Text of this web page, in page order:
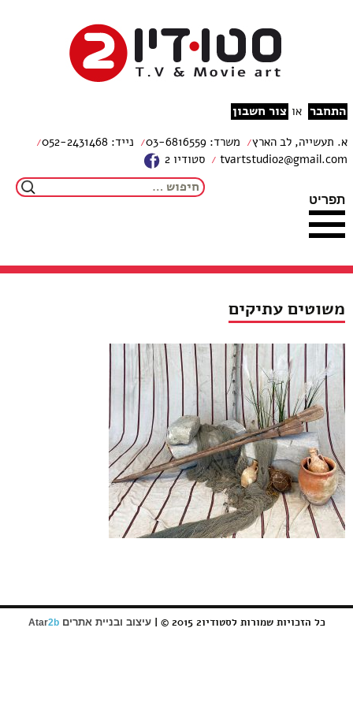
studio2
התחבר או צור חשבון
א. תעשייה, לב הארץ משרד: 03-6816559
נייד: 052-2431468
tvartstudio2@gmail.com
סטודיו 2
תפריט
חיפוש:
משוטים עתיקים
כל הזכויות שמורות לסטודיו2 2015 © | עיצוב ובניית אתרים Atar2b